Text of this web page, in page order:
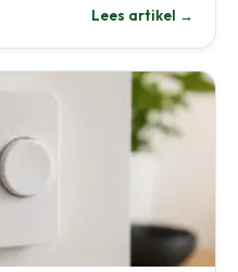
Lees artikel →